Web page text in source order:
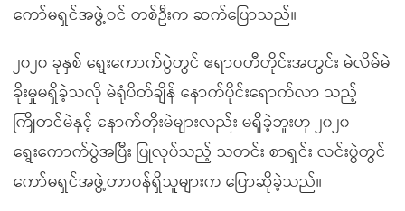
ကော်မရှင်အဖွဲ့ဝင် တစ်ဦးက ဆက်ပြောသည်။
၂၀၂၀ ခုနှစ် ရွေးကောက်ပွဲတွင် ဧရာဝတီတိုင်းအတွင်း မဲလိမ်မဲ
ခိုးမှုမရှိခဲ့သလို မဲရုံပိတ်ချိန် နောက်ပိုင်းရောက်လာ သည့်
ကြိုတင်မဲနှင့် နောက်တိုးမဲများလည်း မရှိခဲ့ဘူးဟု ၂၀၂၀
ရွေးကောက်ပွဲအပြီး ပြုလုပ်သည့် သတင်း စာရှင်း လင်းပွဲတွင်
ကော်မရှင်အဖွဲ့တာဝန်ရှိသူများက ပြောဆိုခဲ့သည်။